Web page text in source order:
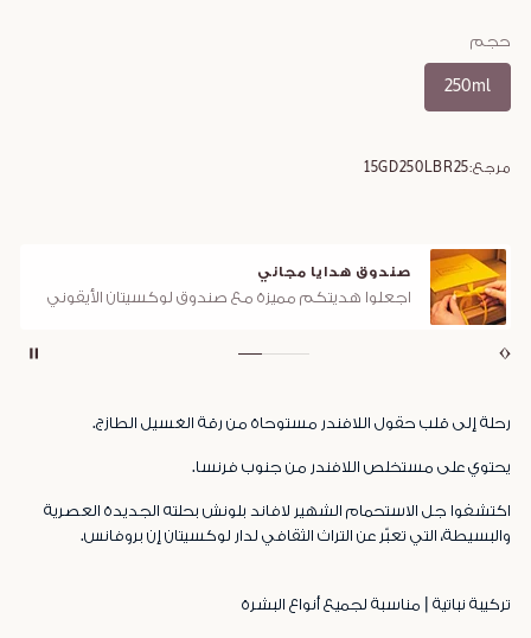
حجم
250ml
مرجع:15GD250LBR25
صندوق هدايا مجاني
اجعلوا هديتكم مميزة مع صندوق لوكسيتان الأيقوني
رحلة إلى قلب حقول اللافندر مستوحاة من رقة الغسيل الطازج.
يحتوي على مستخلص اللافندر من جنوب فرنسا.
اكتشفوا جل الاستحمام الشهير لافاند بلونش بحلته الجديدة العصرية
والبسيطة، التي تعبّر عن التراث الثقافي لدار لوكسيتان إن بروفانس.
تركيبة نباتية | مناسبة لجميع أنواع البشرة